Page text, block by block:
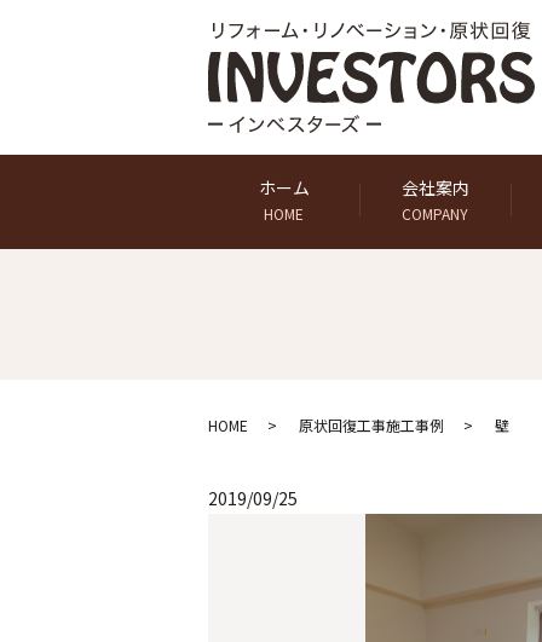
ホーム
HOME
会社案内
COMPANY
HOME 原状回復工事施工事例 壁
2019/09/25